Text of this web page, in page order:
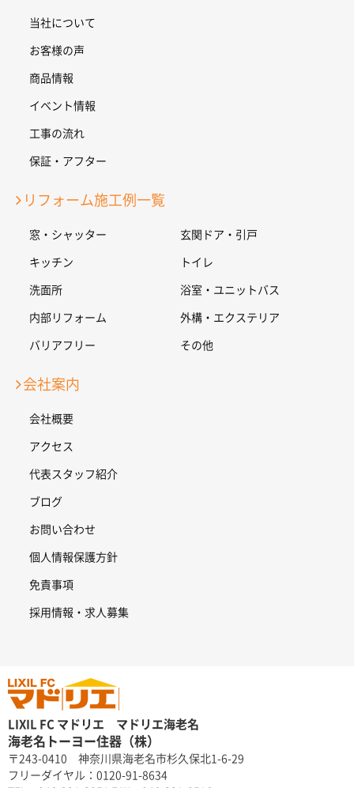
当社について
お客様の声
商品情報
イベント情報
工事の流れ
保証・アフター
リフォーム施工例一覧
窓・シャッター 玄関ドア・引戸
キッチン トイレ
洗面所 浴室・ユニットバス
内部リフォーム 外構・エクステリア
バリアフリー その他
会社案内
会社概要
アクセス
代表スタッフ紹介
ブログ
お問い合わせ
個人情報保護方針
免責事項
採用情報・求人募集
LIXIL FC マドリエ マドリエ海老名
海老名トーヨー住器（株）
〒243-0410 神奈川県海老名市杉久保北1-6-29
フリーダイヤル：0120-91-8634